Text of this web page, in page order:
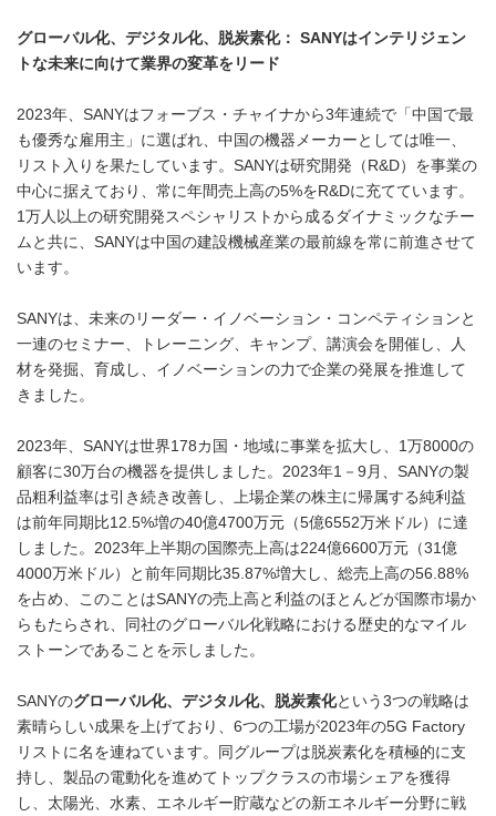
グローバル化、デジタル化、脱炭素化： SANYはインテリジェン
トな未来に向けて業界の変革をリード
2023年、SANYはフォーブス・チャイナから3年連続で「中国で最
も優秀な雇用主」に選ばれ、中国の機器メーカーとしては唯一、
リスト入りを果たしています。SANYは研究開発（R&D）を事業の
中心に据えており、常に年間売上高の5%をR&Dに充てています。
1万人以上の研究開発スペシャリストから成るダイナミックなチー
ムと共に、SANYは中国の建設機械産業の最前線を常に前進させて
います。
SANYは、未来のリーダー・イノベーション・コンペティションと
一連のセミナー、トレーニング、キャンプ、講演会を開催し、人
材を発掘、育成し、イノベーションの力で企業の発展を推進して
きました。
2023年、SANYは世界178カ国・地域に事業を拡大し、1万8000の
顧客に30万台の機器を提供しました。2023年1－9月、SANYの製
品粗利益率は引き続き改善し、上場企業の株主に帰属する純利益
は前年同期比12.5%増の40億4700万元（5億6552万米ドル）に達
しました。2023年上半期の国際売上高は224億6600万元（31億
4000万米ドル）と前年同期比35.87%増大し、総売上高の56.88%
を占め、このことはSANYの売上高と利益のほとんどが国際市場か
らもたらされ、同社のグローバル化戦略における歴史的なマイル
ストーンであることを示しました。
SANYのグローバル化、デジタル化、脱炭素化という3つの戦略は
素晴らしい成果を上げており、6つの工場が2023年の5G Factory
リストに名を連ねています。同グループは脱炭素化を積極的に支
持し、製品の電動化を進めてトップクラスの市場シェアを獲得
し、太陽光、水素、エネルギー貯蔵などの新エネルギー分野に戦